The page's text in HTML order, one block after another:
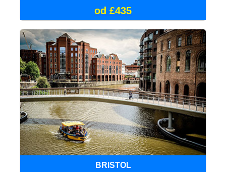
od £435
BRISTOL